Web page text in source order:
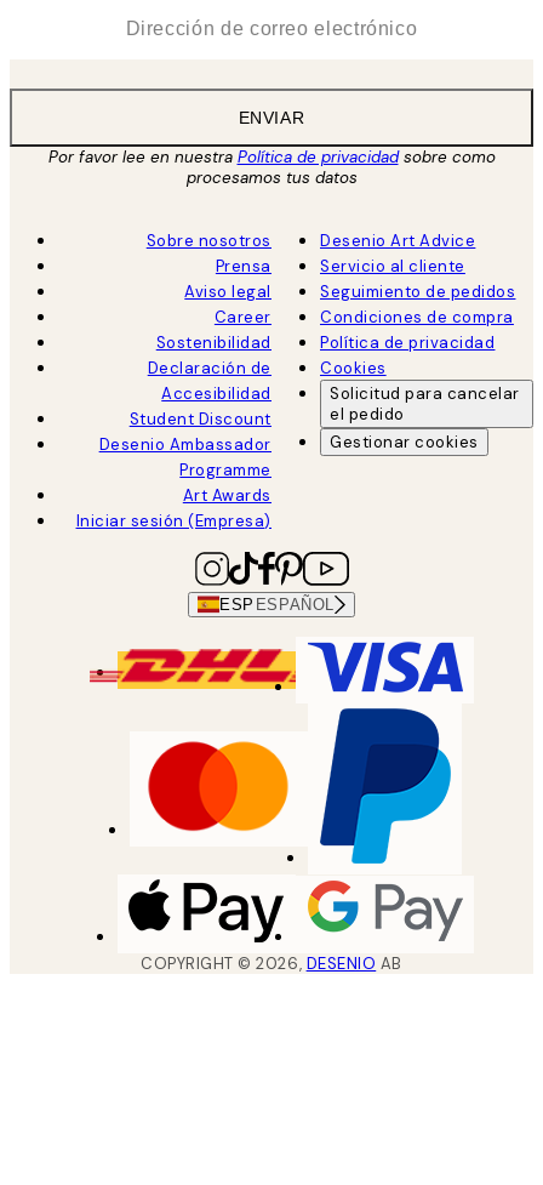
ENVIAR
Por favor lee en nuestra Política de privacidadsobre como
procesamos tus datos
Sobre nosotros
Prensa
Aviso legal
Career
Sostenibilidad
Declaración de
Accesibilidad
Student Discount
Desenio Ambassador
Programme
Art Awards
Iniciar sesión (Empresa)
Desenio Art Advice
Servicio al cliente
Seguimiento de pedidos
Condiciones de compra
Política de privacidad
Cookies
Solicitud para cancelar
el pedido
Gestionar cookies
ESP ESPAÑOL
COPYRIGHT ©2026, DESENIO AB